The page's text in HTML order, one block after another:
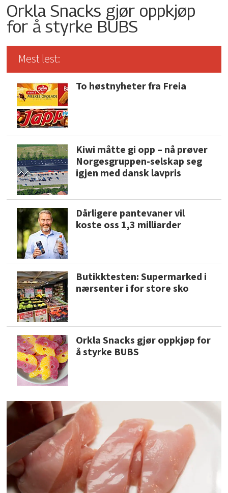
Orkla Snacks gjør oppkjøp
for å styrke BUBS
Mest lest:
To høstnyheter fra Freia
Kiwi måtte gi opp – nå prøver
Norgesgruppen-selskap seg
igjen med dansk lavpris
Dårligere pantevaner vil
koste oss 1,3 milliarder
Butikktesten: Supermarked i
nærsenter i for store sko
Orkla Snacks gjør oppkjøp for
å styrke BUBS